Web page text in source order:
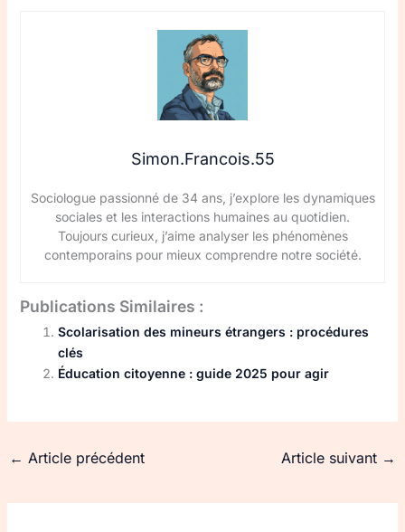
Simon.Francois.55
Sociologue passionné de 34 ans, j’explore les dynamiques
sociales et les interactions humaines au quotidien.
Toujours curieux, j’aime analyser les phénomènes
contemporains pour mieux comprendre notre société.
Publications Similaires :
Scolarisation des mineurs étrangers : procédures
clés
Éducation citoyenne : guide 2025 pour agir
← Article précédent Article suivant →